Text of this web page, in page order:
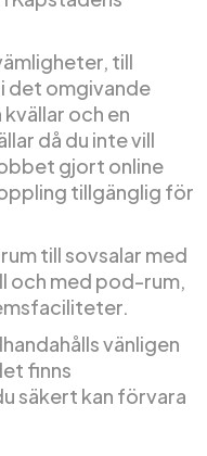
till
det omgivande
och en
då du inte vill
gjort online
tillgänglig för
till sovsalar med
och med pod-rum,
vänligen
finns
säkert kan förvara